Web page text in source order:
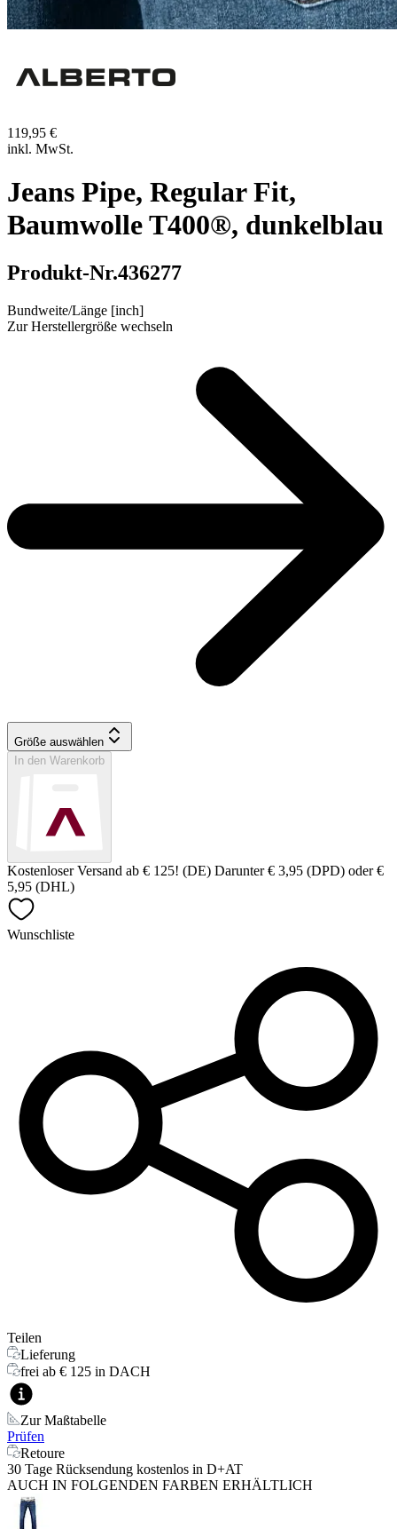
119,95 €
inkl. MwSt.
Jeans Pipe, Regular Fit,
Baumwolle T400®, dunkelblau
Produkt-Nr.436277
Bundweite/Länge [inch]
Zur Herstellergröße wechseln
Größe auswählen
In den Warenkorb
Kostenloser Versand ab € 125! (DE) Darunter € 3,95 (DPD) oder €
5,95 (DHL)
Wunschliste
Teilen
Lieferung
frei ab € 125 in DACH
Zur Maßtabelle
Prüfen
Retoure
30 Tage Rücksendung kostenlos in D+AT
AUCH IN FOLGENDEN FARBEN ERHÄLTLICH